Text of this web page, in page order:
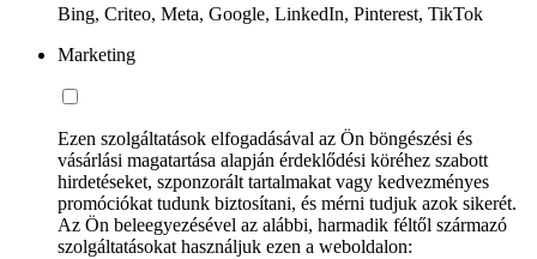
Bing, Criteo, Meta, Google, LinkedIn, Pinterest, TikTok
Marketing
Ezen szolgáltatások elfogadásával az Ön böngészési és
vásárlási magatartása alapján érdeklődési köréhez szabott
hirdetéseket, szponzorált tartalmakat vagy kedvezményes
promóciókat tudunk biztosítani, és mérni tudjuk azok sikerét.
Az Ön beleegyezésével az alábbi, harmadik féltől származó
szolgáltatásokat használjuk ezen a weboldalon: